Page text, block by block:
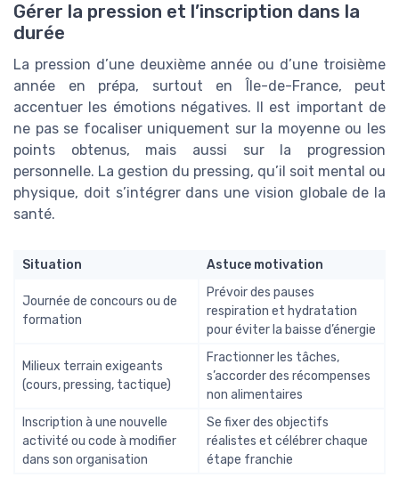
Gérer la pression et l’inscription dans la
durée
La pression d’une deuxième année ou d’une troisième
année en prépa, surtout en Île-de-France, peut
accentuer les émotions négatives. Il est important de
ne pas se focaliser uniquement sur la moyenne ou les
points obtenus, mais aussi sur la progression
personnelle. La gestion du pressing, qu’il soit mental ou
physique, doit s’intégrer dans une vision globale de la
santé.
Situation Astuce motivation
Journée de concours ou de
formation
Prévoir des pauses
respiration et hydratation
pour éviter la baisse d’énergie
Milieux terrain exigeants
(cours, pressing, tactique)
Fractionner les tâches,
s’accorder des récompenses
non alimentaires
Inscription à une nouvelle
activité ou code à modifier
dans son organisation
Se fixer des objectifs
réalistes et célébrer chaque
étape franchie